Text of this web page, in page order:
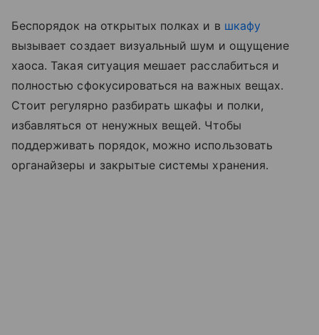
Беспорядок на открытых полках и в шкафу
вызывает создает визуальный шум и ощущение
хаоса. Такая ситуация мешает расслабиться и
полностью сфокусироваться на важных вещах.
Стоит регулярно разбирать шкафы и полки,
избавляться от ненужных вещей. Чтобы
поддерживать порядок, можно использовать
органайзеры и закрытые системы хранения.